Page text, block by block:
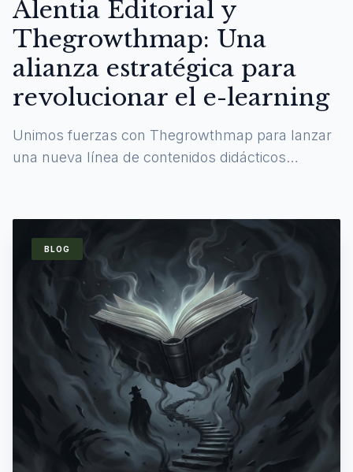
Alentia Editorial y
Thegrowthmap: Una
alianza estratégica para
revolucionar el e-learning
Unimos fuerzas con Thegrowthmap para lanzar
una nueva línea de contenidos didácticos
BLOG